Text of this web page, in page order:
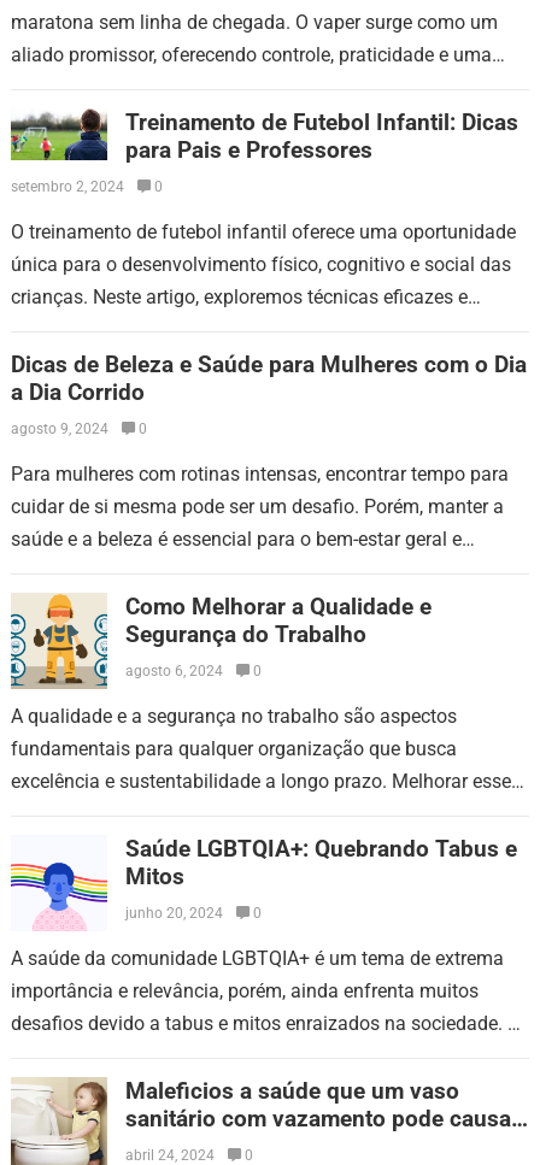
maratona sem linha de chegada. O vaper surge como um
aliado promissor, oferecendo controle, praticidade e uma
Treinamento de Futebol Infantil: Dicas
para Pais e Professores
setembro 2, 2024 0
O treinamento de futebol infantil oferece uma oportunidade
única para o desenvolvimento físico, cognitivo e social das
crianças. Neste artigo, exploremos técnicas eficazes e
Dicas de Beleza e Saúde para Mulheres com o Dia
a Dia Corrido
agosto 9, 2024 0
Para mulheres com rotinas intensas, encontrar tempo para
cuidar de si mesma pode ser um desafio. Porém, manter a
saúde e a beleza é essencial para o bem-estar geral e…
Como Melhorar a Qualidade e
Segurança do Trabalho
agosto 6, 2024 0
A qualidade e a segurança no trabalho são aspectos
fundamentais para qualquer organização que busca
excelência e sustentabilidade a longo prazo. Melhorar esses
Saúde LGBTQIA+: Quebrando Tabus e
Mitos
junho 20, 2024 0
A saúde da comunidade LGBTQIA+ é um tema de extrema
importância e relevância, porém, ainda enfrenta muitos
desafios devido a tabus e mitos enraizados na sociedade. É
Maleficios a saúde que um vaso
sanitário com vazamento pode causar
a crianças
abril 24, 2024 0